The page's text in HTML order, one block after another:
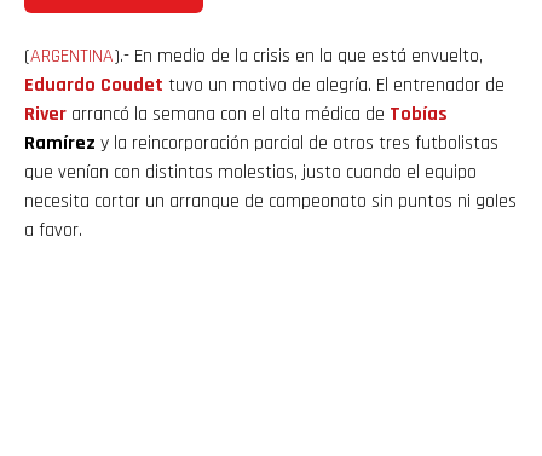
(ARGENTINA).- En medio de la crisis en la que está envuelto,
Eduardo Coudet tuvo un motivo de alegría. El entrenador de
River arrancó la semana con el alta médica de Tobías
Ramírez y la reincorporación parcial de otros tres futbolistas
que venían con distintas molestias, justo cuando el equipo
necesita cortar un arranque de campeonato sin puntos ni goles
a favor.